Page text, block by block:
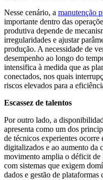
Nesse cenário, a manutenção
importante dentro das
produtiva depende de
irregularidades e ajustar
produção. A necessidade de
desempenho ao longo do
intensifica à medida que as
conectados, nos quais
riscos elevados para a
Escassez de talentos
Por outro lado, a
apresenta como um dos
de técnicos experientes ocorre
digitalizados e ao aumento da
movimento amplia o déficit de
com sistemas que exigem
dados e gestão de plataformas